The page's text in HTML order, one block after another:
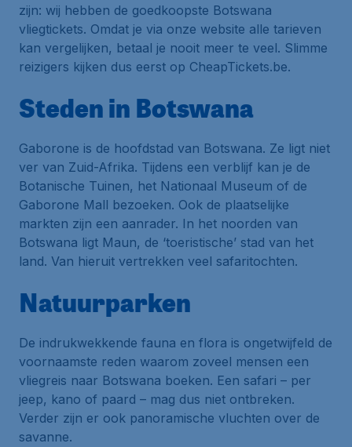
zijn: wij hebben de goedkoopste Botswana
vliegtickets. Omdat je via onze website alle tarieven
kan vergelijken, betaal je nooit meer te veel. Slimme
reizigers kijken dus eerst op CheapTickets.be.
Steden in Botswana
Gaborone is de hoofdstad van Botswana. Ze ligt niet
ver van Zuid-Afrika. Tijdens een verblijf kan je de
Botanische Tuinen, het Nationaal Museum of de
Gaborone Mall bezoeken. Ook de plaatselijke
markten zijn een aanrader. In het noorden van
Botswana ligt Maun, de ‘toeristische’ stad van het
land. Van hieruit vertrekken veel safaritochten.
Natuurparken
De indrukwekkende fauna en flora is ongetwijfeld de
voornaamste reden waarom zoveel mensen een
vliegreis naar Botswana boeken. Een safari – per
jeep, kano of paard – mag dus niet ontbreken.
Verder zijn er ook panoramische vluchten over de
savanne.